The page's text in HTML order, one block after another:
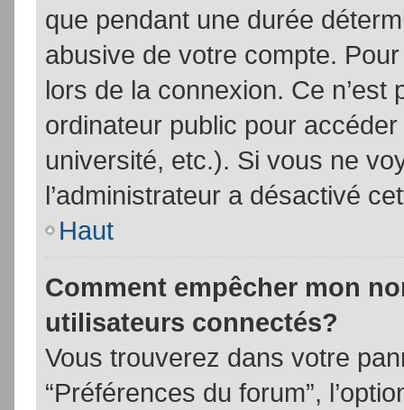
que pendant une durée
abusive de votre compte.
lors de la connexion. Ce
ordinateur public pour
université, etc.). Si vous ne
l’administrateur a désactivé
Haut
Comment empêcher mon
utilisateurs connectés?
Vous trouverez dans votre
“Préférences du forum”,